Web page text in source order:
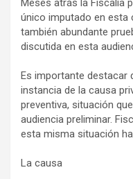
Meses atrás la Fiscalía
único imputado en esta
también abundante
discutida en esta
Es importante destacar
instancia de la causa
preventiva, situación
audiencia preliminar.
esta misma situación
La causa